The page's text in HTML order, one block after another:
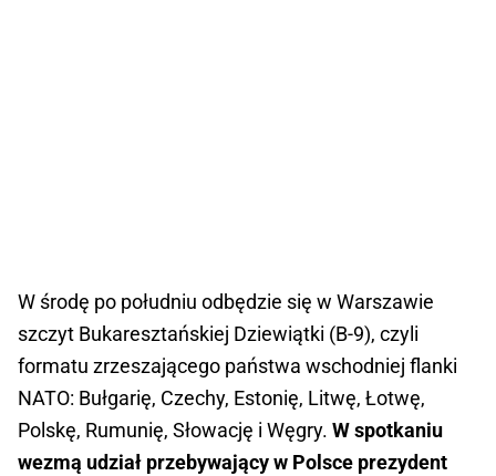
W środę po południu odbędzie się w Warszawie
szczyt Bukaresztańskiej Dziewiątki (B-9), czyli
formatu zrzeszającego państwa wschodniej flanki
NATO: Bułgarię, Czechy, Estonię, Litwę, Łotwę,
Polskę, Rumunię, Słowację i Węgry. W spotkaniu
wezmą udział przebywający w Polsce prezydent